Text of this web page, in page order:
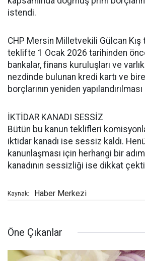
istendi.
CHP Mersin Milletvekili Gülcan Kış
teklifte 1 Ocak 2026 tarihinden
bankalar, finans kuruluşları ve
nezdinde bulunan kredi kartı ve
borçlarının yeniden
İKTİDAR KANADI SESSİZ
Bütün bu kanun teklifleri
iktidar kanadı ise sessiz kaldı.
kanunlaşması için herhangi bir
kanadının sessizliği ise dikkat
Kaynak: Haber Merkezi
Öne Çıkanlar